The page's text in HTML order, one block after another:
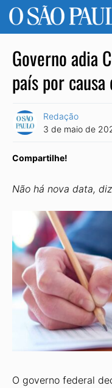
Governo adia
país por
Redação
3 de maio de
Compartilhe!
Não há nova data,
O governo federal